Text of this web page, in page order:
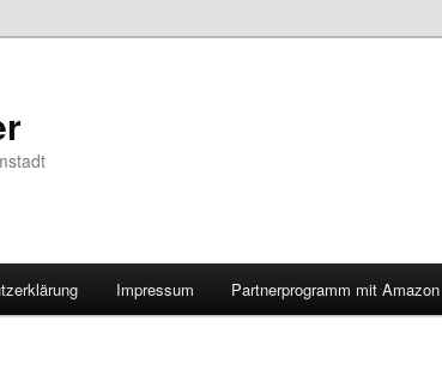
Impressum Partnerprogramm mit Amazon